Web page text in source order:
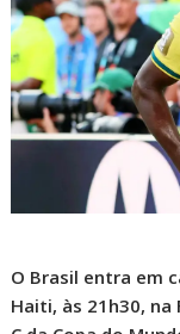
O Brasil entra em
Haiti, às 21h30,